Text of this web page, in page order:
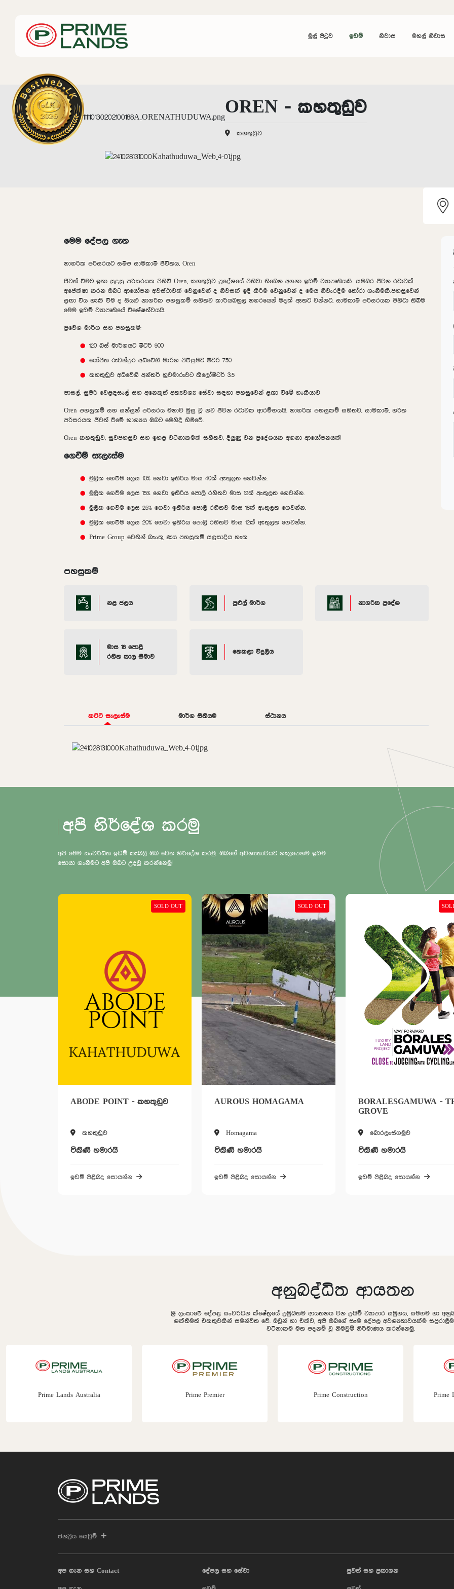
මුල් පිටුව ඉඩම් නිවාස මහල් නිවාස
OREN - කහතුඩුව
කහතුඩුව
මෙම දේපල ගැන
නාගරික පරිසරයට සමීප සාමකාමී ජීවිතය, Oren
ජීවත් වීමට ඉතා සුදුසු පරිසරයක පිහිටි Oren, කහතුඩුව ප්‍රදේශයේ පිහිටා තිබෙන අගනා ඉඩම් ව්‍යාපෘතියකි. සමබර ජීවන රටාවක්
අපේක්ෂා කරන ඔබට ආයෝජන අවස්ථාවක් වෙනුවෙන් ද නිවසක් ඉදි කිරීම වෙනුවෙන් ද මෙය නිවැරදිම තෝරා ගැනීමකි.පහසුවෙන්
ළඟා විය හැකි වීම ද සියළු නාගරික පහසුකම් සහිතව කාර්යබහුල නගරයෙන් මදක් ඈතට වන්නට, සාමකාමී පරිසරයක පිහිටා තිබීම
මෙම ඉඩම් ව්‍යාපෘතියේ විශේෂත්වයයි.
ප්‍රවේශ මාර්ග සහ පහසුකම්:
120 බස් මාර්ගයට මීටර් 900
යෝජිත රුවන්පුර අධිවේගී මාර්ග පිවිසුමට මීටර් 750
කහතුඩුව අධිවේගී අන්තර් හුවමාරුවට කිලෝමීටර් 3.5
පාසල්, සුපිරි වෙළඳසැල් සහ අනෙකුත් අත්‍යවශ්‍ය සේවා සඳහා පහසුවෙන් ළඟා වීමේ හැකියාව
Oren පහසුකම් සහ සන්සුන් පරිසරය මනාව මුසු වූ නව ජීවන රටාවක ආරම්භයයි. නාගරික පහසුකම් සහිතව, සාමකාමී, හරිත
පරිසරයක ජීවත් වීමේ භාග්‍යය ඔබට මෙහිදී හිමිවේ.
Oren කහතුඩුව, සුවපහසුව සහ ඉහළ වටිනාකමක් සහිතව, දියුණු වන ප්‍රදේශයක අගනා ආයෝජනයක්!
ගෙවීම් සැලැස්ම
මුලික ගෙවීම ලෙස 10% ගෙවා ඉතිරිය මාස 40ක් ඇතුලත ගෙවන්න.
මුලික ගෙවීම ලෙස 15% ගෙවා ඉතිරිය පොලි රහිතව මාස 12ක් ඇතුලත ගෙවන්න.
මුලික ගෙවීම ලෙස 25% ගෙවා ඉතිරිය පොලි රහිතව මාස 18ක් ඇතුලත ගෙවන්න.
මුලික ගෙවීම ලෙස 20% ගෙවා ඉතිරිය පොලි රහිතව මාස 12ක් ඇතුලත ගෙවන්න.
Prime Group වෙතින් බැංකු ණය පහසුකම් සලසාදිය හැක
පහසුකම්
නළ ජලය පුළුල් මාර්ග නාගරික ප්‍රදේශ
මාස 18 පොළී
රහිත කාල සීමාව
තෙකලා විදුලිය
කට්ටි සැලැස්ම මාර්ග සිතියම ස්ථානය
අපි නිර්දේශ කරමු
අපි මෙම සංවර්ධිත ඉඩම් කැබලි ඔබ වෙත නිර්දේශ කරමු. ඔබගේ අවශ්‍යතාවයට ගැලපෙනම ඉඩම
සොයා ගැනීමට අපි ඔබට උදවු කරන්නෙමු!
ABODE POINT - කහතුඩුව
ඉඩම් පිළිබද සොයන්න
SOLD OUT
AUROUS HOMAGAMA
ඉඩම් පිළිබද සොයන්න
BORALESGAMUWA - THE
ඉඩම් පිළිබද සොයන්න
අනුබද්ධිත ආයතන
ශ්‍රී ලංකාවේ දේපළ සංවර්ධන ක්ෂේත්‍රයේ ප්‍රමුඛතම ආයතනය වන ප්‍රයිම් ව්‍යාපාර සමුහය, සමගම හා
ශක්තිමත් එකතුවකින් සමන්විත වේ. ඔවුන් හා එක්ව, අපි ඔබගේ සෑම දේපල අවශ්‍යතාවයක්ම
වටිනාකම මත පදනම් වූ නිමවුම් නිර්මාණය කරන්නෙමු.
Lands Australia Prime Construction Prime Lands
ජනප්‍රිය සෙවුම්
අප ගැන සහ Contact දේපල සහ සේවා පුවත් සහ ප්‍රකාශන